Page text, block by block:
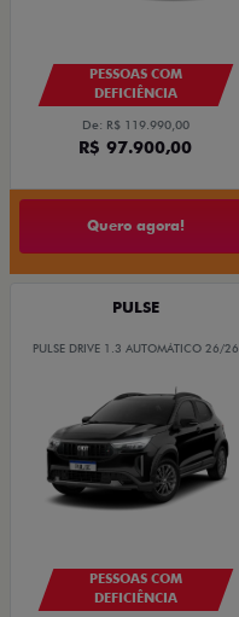
PESSOAS COM
DEFICIÊNCIA
De: R$ 119.990,00
R$ 97.900,00
Quero agora!
PULSE
PULSE DRIVE 1.3 AUTOMÁTICO 26/26
PESSOAS COM
DEFICIÊNCIA